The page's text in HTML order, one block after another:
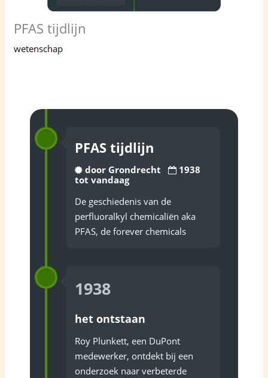
PFAS tijdlijn
wetenschap
PFAS tijdlijn
door Grondrecht
1938
tot vandaag
De geschiedenis van de
perfluoralkyl chemicaliën aka
PFAS, de forever chemicals
1938
het ontstaan
Roy Plunkett, een DuPont
medewerker, ontdekt bij een
onderzoek naar verbeterde